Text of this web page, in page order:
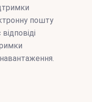
пошту
відповіді